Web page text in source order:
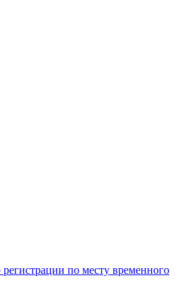
регистрации по месту временного